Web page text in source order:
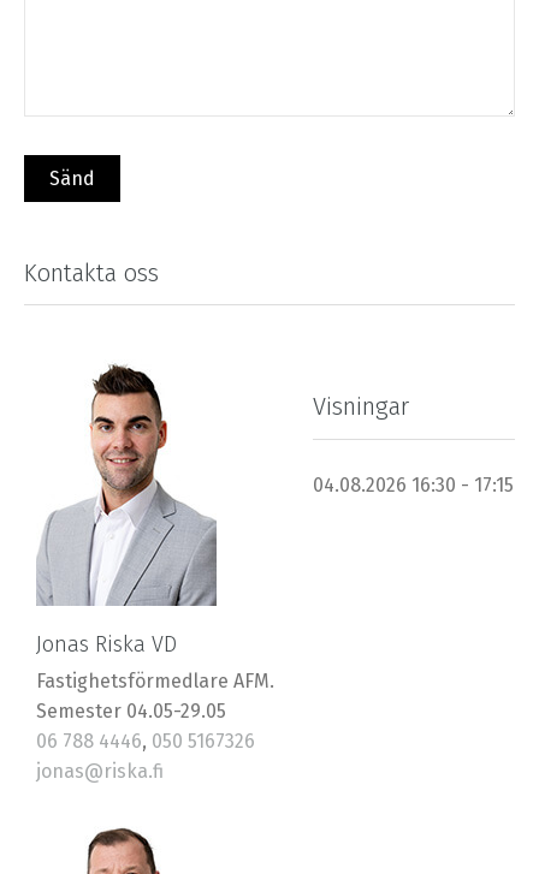
Kontakta oss
Jonas Riska VD
Fastighetsförmedlare AFM.
Semester 04.05-29.05
06 788 4446, 050 5167326
jonas@riska.fi
Visningar
04.08.2026 16:30 - 17:15